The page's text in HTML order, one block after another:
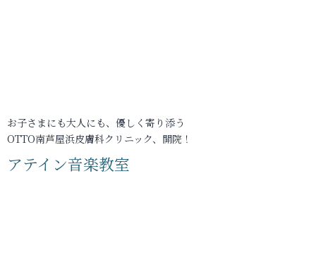
お子さまにも大人にも、優しく寄り添う
OTTO南芦屋浜皮膚科クリニック、開院！
アテイン音楽教室